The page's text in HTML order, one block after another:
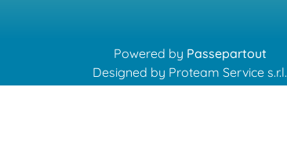
Powered by Passepartout
Designed by Proteam Service s.r.l.